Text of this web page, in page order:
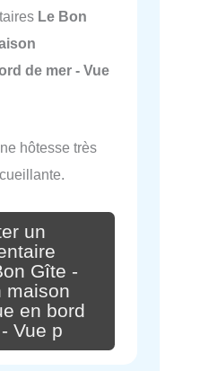
Le Bon
de mer - Vue
hôtesse très
un
Gîte -
maison
en bord
Vue p